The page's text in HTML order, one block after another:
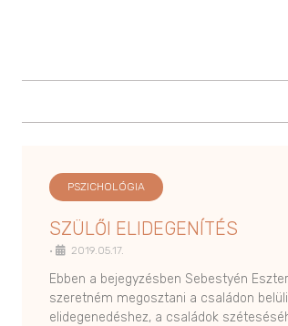
PSZICHOLÓGIA
SZÜLŐI ELIDEGENÍTÉS
• 2019.05.17.
Ebben a bejegyzésben Sebestyén
szeretném megosztani a családon
elidegenedéshez, a családok